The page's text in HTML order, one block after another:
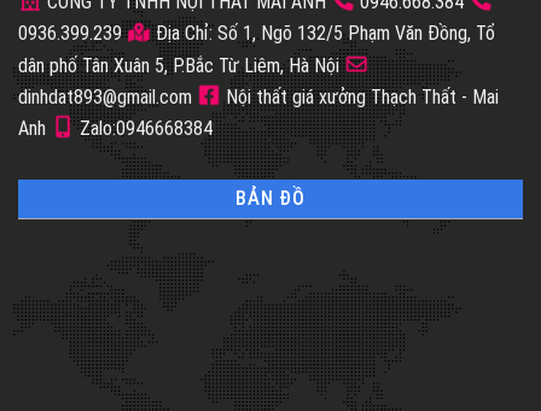
0936.399.239
Địa Chỉ: Số 1, Ngõ 132/5 Phạm Văn Đồng, Tổ
dân phố Tân Xuân 5, P.Bắc Từ Liêm, Hà Nội
dinhdat893@gmail.com
Nội thất giá xưởng Thạch Thất - Mai
Anh
Zalo:0946668384
BẢN ĐỒ